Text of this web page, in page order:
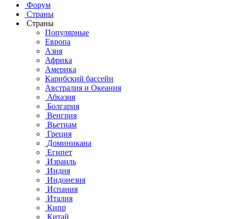
Форум
Страны
Страны
Популярные
Европа
Азия
Африка
Америка
Карибский бассейн
Австралия и Океания
Абхазия
Болгария
Венгрия
Вьетнам
Греция
Доминикана
Египет
Израиль
Индия
Индонезия
Испания
Италия
Кипр
Китай